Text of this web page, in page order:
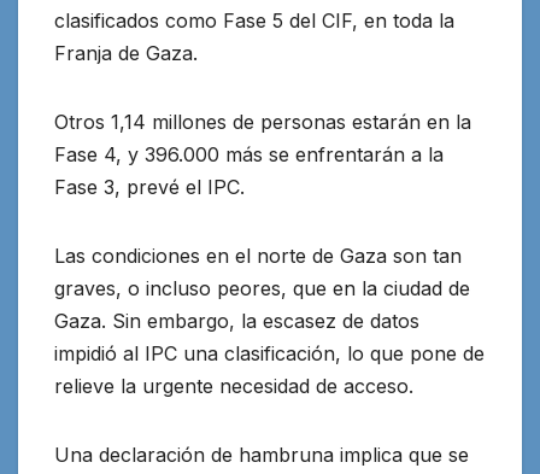
clasificados como Fase 5 del CIF, en toda la
Franja de Gaza.
Otros 1,14 millones de personas estarán en la
Fase 4, y 396.000 más se enfrentarán a la
Fase 3, prevé el IPC.
Las condiciones en el norte de Gaza son tan
graves, o incluso peores, que en la ciudad de
Gaza. Sin embargo, la escasez de datos
impidió al IPC una clasificación, lo que pone de
relieve la urgente necesidad de acceso.
Una declaración de hambruna implica que se